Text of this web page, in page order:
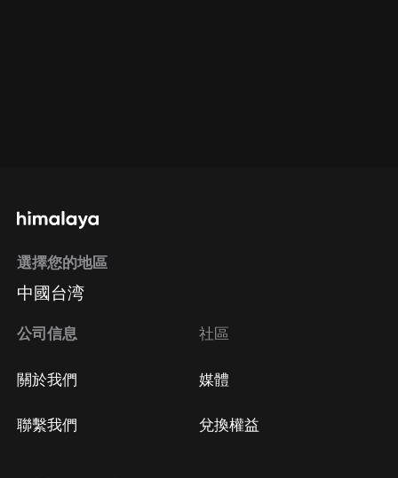
選擇您的地區
中國台湾
公司信息
關於我們
聯繫我們
社區
媒體
兌換權益